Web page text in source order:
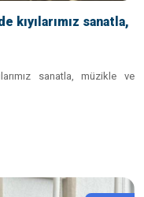
kıyılarımız sanatla,
sanatla, müzikle ve